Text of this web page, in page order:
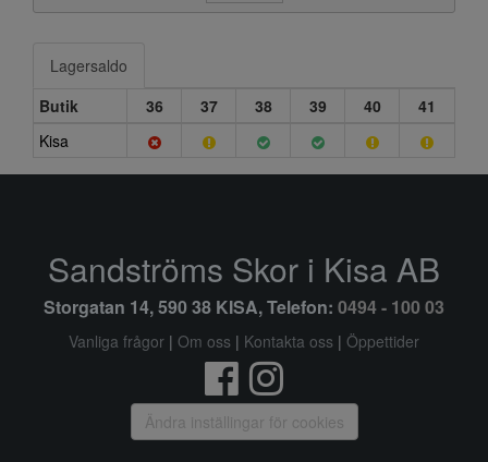
Lagersaldo
Butik
36 37 38 39 40
41
Kisa
Sandströms Skor i Kisa AB
Storgatan 14, 590 38 KISA, Telefon: 0494 - 100 03
Vanliga frågor | Om oss | Kontakta oss | Öppettider
Ändra inställingar för cookies